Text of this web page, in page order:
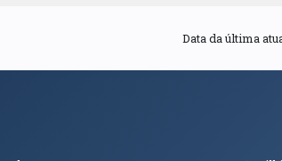
Data da última